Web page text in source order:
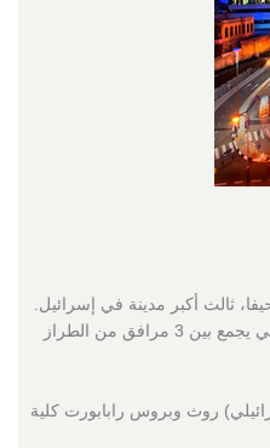
ثالث أكبر مدينة في إسرائيل.
الحرم الجامعي هو مكان عمل استثنائي يجمع بين 3 مرافق من الطراز
روث وبروس رابابورت كلية